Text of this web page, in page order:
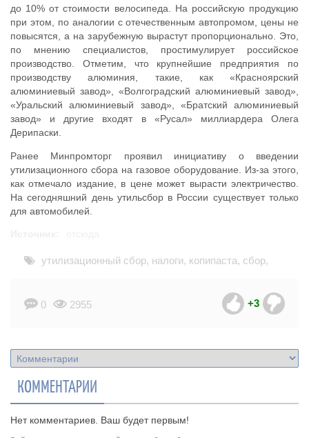
до 10% от стоимости велосипеда. На российскую продукцию
при этом, по аналогии с отечественным автопромом, цены не
повысятся, а на зарубежную вырастут пропорционально. Это,
по мнению специалистов, простимулирует российское
производство. Отметим, что крупнейшие предприятия по
производству алюминия, такие, как «Красноярский
алюминиевый завод», «Волгоградский алюминиевый завод»,
«Уральский алюминиевый завод», «Братский алюминиевый
завод» и другие входят в «Русал» миллиардера Олега
Дерипаски.
Ранее Минпромторг проявил инициативу о введении
утилизационного сбора на газовое оборудование. Из-за этого,
как отмечало издание, в цене может вырасти электричество.
На сегодняшний день утильсбор в России существует только
для автомобилей.
утилизационный сбор, налоги, копипаста, сбор,
0
2955 +3
КОММЕНТАРИИ
Нет комментариев. Ваш будет первым!